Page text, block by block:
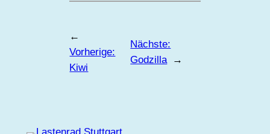
←
Vorherige:
Kiwi
Nächste:
Godzilla
→